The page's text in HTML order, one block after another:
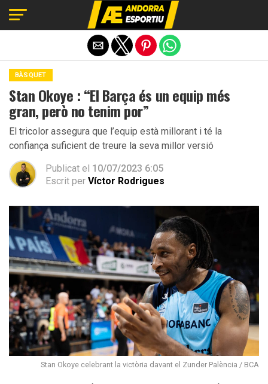
BÀSQUET
Stan Okoye : “El Barça és un equip més
gran, però no tenim por”
El tricolor assegura que l’equip està millorant i té la
confiança suficient de treure la seva millor versió
Publicat el 10/07/2023 6:05
Escrit per Víctor Rodrigues
Stan Okoye celebrant la victòria davant el Zunder Palència / BCA
Exit mobile version